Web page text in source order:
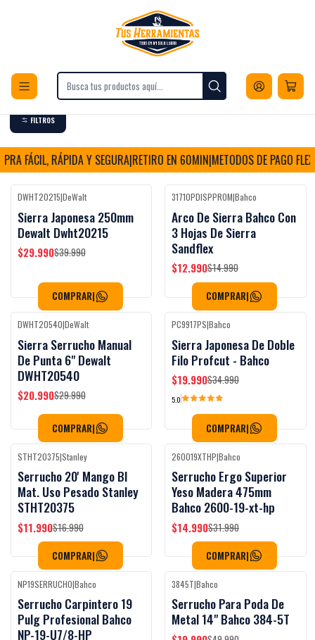
Envios a todo Chile
Herramientas Manuales Corte y Desbaste
Serruchos
FILTROS
FÁCIL, RÁPIDA Y SEGURA|RETIRO EN 60MIN|METODOS DE PAGO
-25%OFF Black Week
DWHT20215|DeWalt
Sierra Japonesa 250mm
Dewalt Dwht20215
$29.990$39.990
COMPRAR|
-13%OFF
31710PDISPPROM|Bahco
Arco De Sierra Bahco Con
3 Hojas De Sierra
Sandflex
$12.990$14.990
COMPRAR|
-30%OFF Black Week
DWHT20540|DeWalt
Sierra Serrucho Manual
De Punta 6" Dewalt
DWHT20540
$20.990$29.990
COMPRAR|
-43%OFF
PC9917PS|Bahco
Sierra Japonesa De Doble
Filo Profcut - Bahco
$19.990$34.990
5.0
COMPRAR|
-29%OFF Black Week
STHT20375|Stanley
Serrucho 20' Mango BI
Mat. Uso Pesado Stanley
STHT20375
$11.990$16.990
COMPRAR|
-53%OFF Black Week
260019XTHP|Bahco
Serrucho Ergo Superior
Yeso Madera 475mm
Bahco 2600-19-xt-hp
$14.990$31.990
COMPRAR|
-53%OFF Black Week
NP19SERRUCHO|Bahco
Serrucho Carpintero 19
Pulg Profesional Bahco
NP-19-U7/8-HP
-60%OFF
3845T|Bahco
Serrucho Para Poda De
Metal 14" Bahco 384-5T